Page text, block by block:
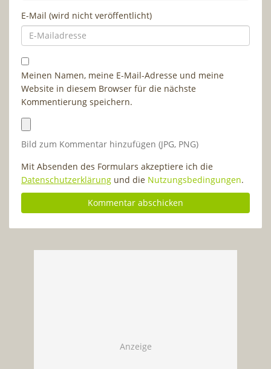
E-Mail (wird nicht veröffentlicht)
Meinen Namen, meine E-Mail-Adresse und meine
Website in diesem Browser für die nächste
Kommentierung speichern.
Bild zum Kommentar hinzufügen (JPG, PNG)
Mit Absenden des Formulars akzeptiere ich die
Datenschutzerklärung und die Nutzungsbedingungen.